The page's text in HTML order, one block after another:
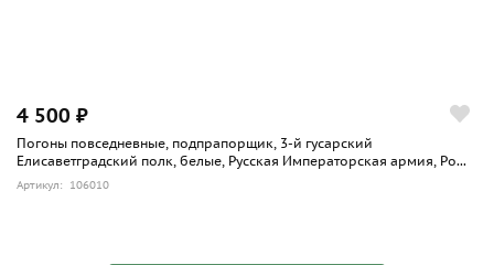
4 500 ₽
Погоны повседневные, подпрапорщик, 3-й гусарский
Елисаветградский полк, белые, Русская Императорская армия, Ро...
Артикул: 106010